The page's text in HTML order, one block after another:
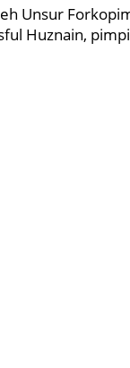
Unsur
Huznain,